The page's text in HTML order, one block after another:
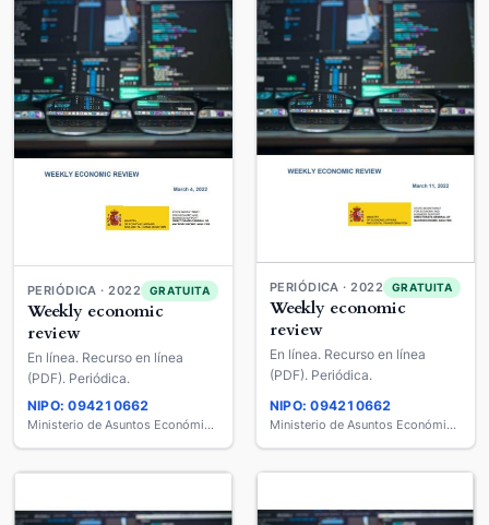
PERIÓDICA · 2022 GRATUITA
Weekly economic
review
En línea. Recurso en línea
(PDF). Periódica.
NIPO: 094210662
Ministerio de Asuntos Económicos y Transformación Digital
PERIÓDICA · 2022 GRATUITA
Weekly economic
review
En línea. Recurso en línea
(PDF). Periódica.
NIPO: 094210662
Ministerio de Asuntos Económicos y Transformación Digital